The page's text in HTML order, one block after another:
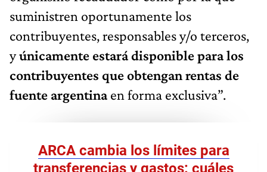
suministren oportunamente los
contribuyentes, responsables y/o terceros,
yúnicamente estará disponible para los
contribuyentes que obtengan rentas de
fuente argentinaen forma exclusiva”.
ARCA cambia los límites para
transferencias y gastos: cuáles